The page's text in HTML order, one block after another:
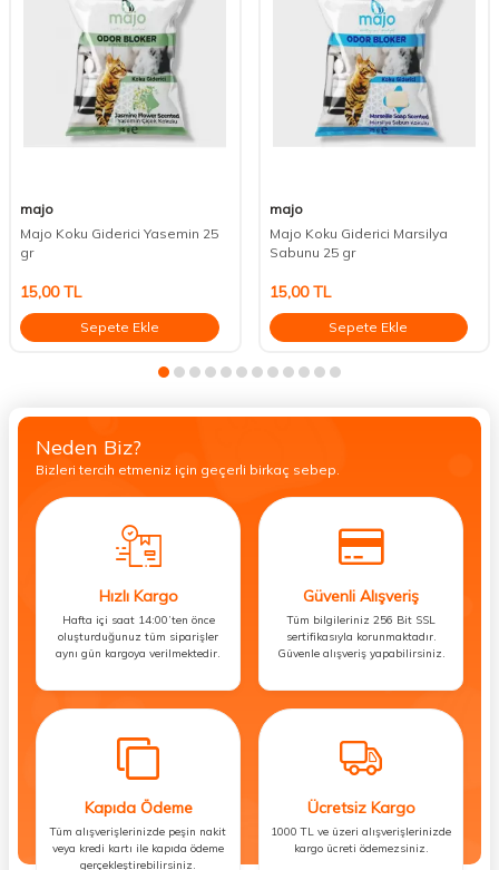
majo
Majo Koku Giderici Yasemin 25
gr
15,00TL
Sepete Ekle
majo
Majo Koku Giderici Marsilya
Sabunu 25 gr
15,00TL
Sepete Ekle
Neden Biz?
Bizleri tercih etmeniz için geçerli birkaç sebep.
Hızlı Kargo
Hafta içi saat 14:00’ten önce
oluşturduğunuz tüm siparişler
aynı gün kargoya verilmektedir.
Güvenli Alışveriş
Tüm bilgileriniz 256 Bit SSL
sertifikasıyla korunmaktadır.
Güvenle alışveriş yapabilirsiniz.
Kapıda Ödeme
Tüm alışverişlerinizde peşin nakit
veya kredi kartı ile kapıda ödeme
gerçekleştirebilirsiniz.
Ücretsiz Kargo
1000 TL ve üzeri alışverişlerinizde
kargo ücreti ödemezsiniz.